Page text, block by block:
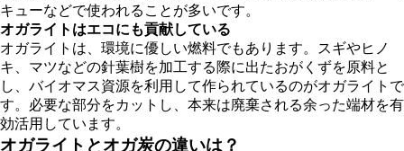
キューなどで使われることが多いです。
オガライトはエコにも貢献している
オガライトは、環境に優しい燃料でもあります。スギやヒノ
キ、マツなどの針葉樹を加工する際に出たおがくずを原料と
し、バイオマス資源を利用して作られているのがオガライトで
す。必要な部分をカットし、本来は廃棄される余った端材を有
効活用しています。
オガライトとオガ炭の違いは？